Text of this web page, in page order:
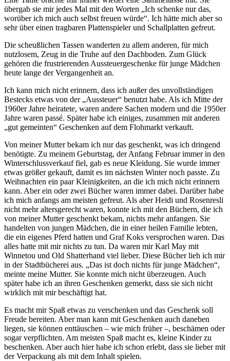
übergab sie mir jedes Mal mit den Worten
Ich schenke nur das,
worüber ich mich auch selbst freuen würde . Ich hätte mich aber so
sehr über einen tragbaren Plattenspieler und Schallplatten gefreut.
Die scheußlichen Tassen wanderten zu allem anderen, für mich
nutzlosem, Zeug in die Truhe auf den Dachboden. Zum Glück
gehören die frustrierenden Aussteuergeschenke für junge Mädchen
heute lange der Vergangenheit an.
Ich kann mich nicht erinnern, dass ich außer des unvollständigen
Bestecks etwas von der
Aussteuer
benutzt habe. Als ich Mitte der
1960er Jahre heiratete, waren andere Sachen modern und die 1950er
Jahre waren passé. Später habe ich einiges, zusammen mit anderen
gut gemeinten
Geschenken auf dem Flohmarkt verkauft.
Von meiner Mutter bekam ich nur das geschenkt, was ich dringend
benötigte. Zu meinem Geburtstag, der Anfang Februar immer in den
Winterschlussverkauf fiel, gab es neue Kleidung. Sie wurde immer
etwas größer gekauft, damit es im nächsten Winter noch passte. Zu
Weihnachten ein paar Kleinigkeiten, an die ich mich nicht erinnern
kann. Aber ein oder zwei Bücher waren immer dabei. Darüber habe
ich mich anfangs am meisten gefreut. Als aber Heidi und Rosenresli
nicht mehr altersgerecht waren, konnte ich mit den Büchern, die ich
von meiner Mutter geschenkt bekam, nichts mehr anfangen. Sie
handelten von jungen Mädchen, die in einer heilen Familie lebten,
die ein eigenes Pferd hatten und Graf Koks versprochen waren. Das
alles hatte mit mir nichts zu tun. Da waren mir Karl May mit
Winnetou und Old Shatterhand viel lieber. Diese Bücher lieh ich mir
in der Stadtbücherei aus.
Das ist doch nichts für junge Mädchen ,
meinte meine Mutter. Sie konnte mich nicht überzeugen. Auch
später habe ich an ihren Geschenken gemerkt, dass sie sich nicht
wirklich mit mir beschäftigt hat.
Es macht mir Spaß etwas zu verschenken und das Geschenk soll
Freude bereiten. Aber man kann mit Geschenken auch daneben
liegen, sie können enttäuschen – wie mich früher –, beschämen oder
sogar verpflichten. Am meisten Spaß macht es, kleine Kinder zu
beschenken. Aber auch hier habe ich schon erlebt, dass sie lieber mit
der Verpackung als mit dem Inhalt spielen.